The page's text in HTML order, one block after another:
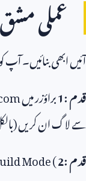
عملی مشق
آئیں ابھی بنائیں۔
قدم1:براؤزر میں
سے لاگ ان کریں
قدم2:
Mode (